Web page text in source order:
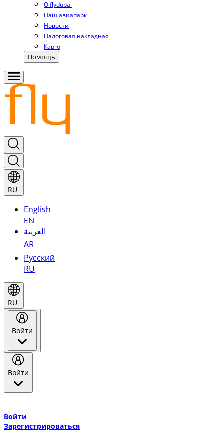
О flydubai
Наш авиапарк
Новости
Налоговая накладная
Карго
Помощь
RU
English
EN
العربية
AR
Русский
RU
RU
Войти
Войти
Войти
Зарегистрироваться